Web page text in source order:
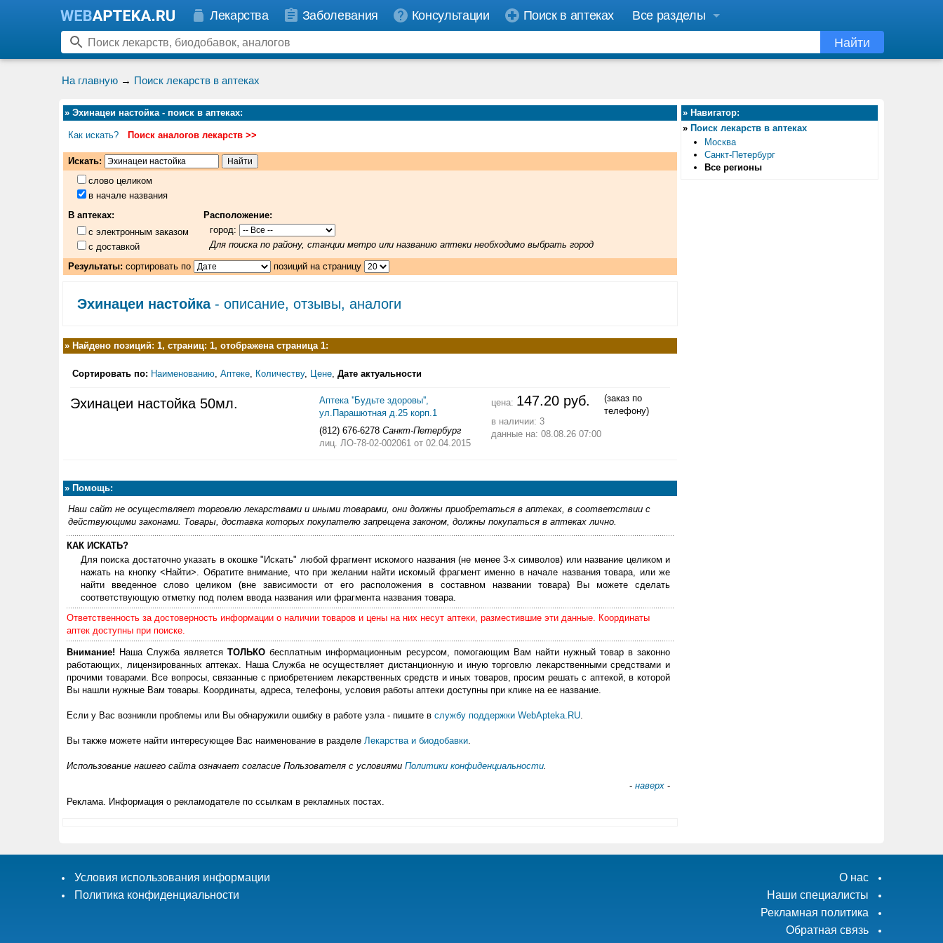
Лекарства Заболевания Консультации Поиск в аптеках
Все разделы
Найти
На главную → Поиск лекарств в аптеках
» Эхинацеи настойка - поиск в аптеках:
Как искать? Поиск аналогов лекарств >>
Искать:
слово целиком
в начале названия
В аптеках:
с электронным заказом
с доставкой
Расположение:
город:
Для поиска по району, станции метро или названию аптеки необходимо выбрать город
Результаты: сортировать по позиций на страницу
Эхинацеи настойка- описание, отзывы, аналоги
» Найдено позиций: 1, страниц: 1, отображена страница 1:
Сортировать по: Наименованию Аптеке Количеству, Цене Дате актуальности
Эхинацеи настойка 50мл.
Аптека ''Будьте здоровы'',
ул.Парашютная д.25 корп.1
(812) 676-6278 Санкт-Петербург
лиц. ЛО-78-02-002061 от 02.04.2015
цена: 147.20 руб.
в наличии: 3
данные на: 08.08.26 07:00
(заказ по
телефону)
» Помощь:
Наш сайт не осуществляет торговлю лекарствами и иными товарами, они должны приобретаться в аптеках, в соответствии с
действующими законами. Товары, доставка которых покупателю запрещена законом, должны покупаться в аптеках лично.
КАК ИСКАТЬ?
Для поиска достаточно указать в окошке "Искать" любой фрагмент искомого названия (не менее 3-х символов) или название целиком и
нажать на кнопку <Найти>. Обратите внимание, что при желании найти искомый фрагмент именно в начале названия товара, или же
найти введенное слово целиком (вне зависимости от его расположения в составном названии товара) Вы можете сделать
соответствующую отметку под полем ввода названия или фрагмента названия товара.
Ответственность за достоверность информации о наличии товаров и цены на них несут аптеки, разместившие эти данные. Координаты
аптек доступны при поиске.
Внимание! Наша Служба являетсяТОЛЬКО бесплатным информационным ресурсом, помогающим Вам найти нужный товар в законно
работающих, лицензированных аптеках. Наша Служба не осуществляет дистанционную и иную торговлю лекарственными средствами и
прочими товарами. Все вопросы, связанные с приобретением лекарственных средств и иных товаров, просим решать с аптекой, в которой
Вы нашли нужные Вам товары. Координаты, адреса, телефоны, условия работы аптеки доступны при клике на ее название.
Если у Вас возникли проблемы или Вы обнаружили ошибку в работе узла - пишите в службу поддержки WebApteka.RU
Вы также можете найти интересующее Вас наименование в разделе Лекарства и биодобавки
Использование нашего сайта означает согласие Пользователя с условиями Политики конфиденциальности
- наверх -
Реклама. Информация о рекламодателе по ссылкам в рекламных постах.
» Навигатор:
» Поиск лекарств в аптеках
Москва
Санкт-Петербург
Все регионы
Условия использования информации
Политика конфиденциальности
О нас
Наши специалисты
Рекламная политика
Обратная связь